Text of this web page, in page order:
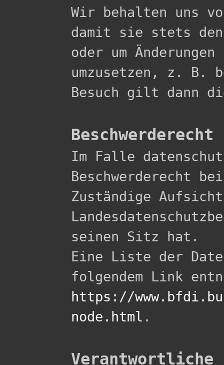
Wir behalten uns
damit sie stets
oder um
umzusetzen, z. B.
Besuch gilt dann
Im Falle
Beschwerderecht
Zuständige
seinen Sitz hat.
Eine Liste der
https://
node.html .